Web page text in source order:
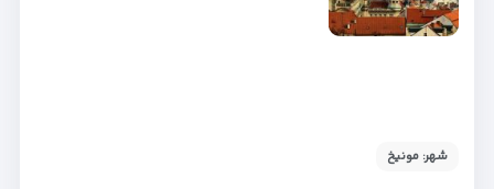
شهر: مونیخ